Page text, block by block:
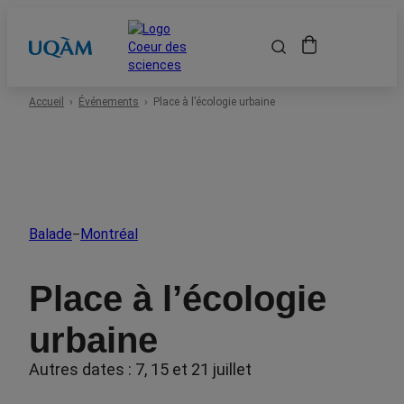
Accueil
À propos
Location de salles
Accueil Événements Place à l’écologie urbaine
Balade–Montréal
Place à l’écologie
urbaine
Autres dates : 7, 15 et 21 juillet